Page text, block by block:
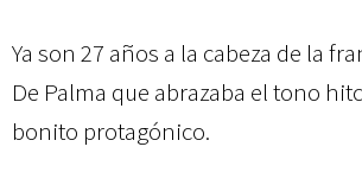
Ya son 27 años a la cabeza de la
De Palma que abrazaba el tono
bonito protagónico.